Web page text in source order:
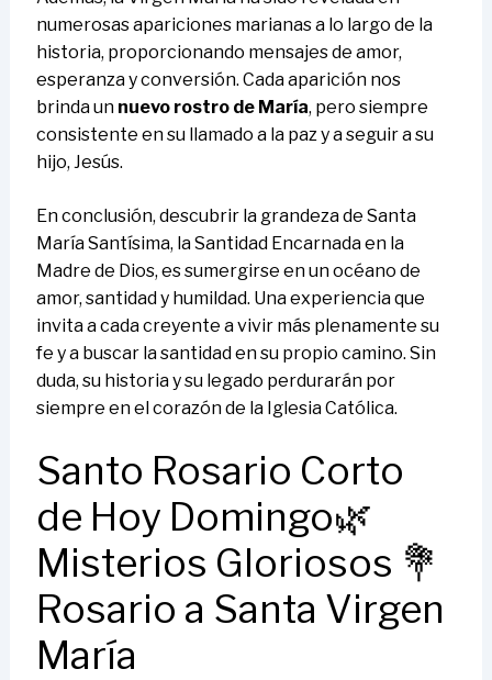
numerosas apariciones marianas a lo largo de la
historia, proporcionando mensajes de amor,
esperanza y conversión. Cada aparición nos
brinda un nuevo rostro de María, pero siempre
consistente en su llamado a la paz y a seguir a su
hijo, Jesús.
En conclusión, descubrir la grandeza de Santa
María Santísima, la Santidad Encarnada en la
Madre de Dios, es sumergirse en un océano de
amor, santidad y humildad. Una experiencia que
invita a cada creyente a vivir más plenamente su
fe y a buscar la santidad en su propio camino. Sin
duda, su historia y su legado perdurarán por
siempre en el corazón de la Iglesia Católica.
Santo Rosario Corto
de Hoy Domingo🌿
Misterios Gloriosos 💐
Rosario a Santa Virgen
María